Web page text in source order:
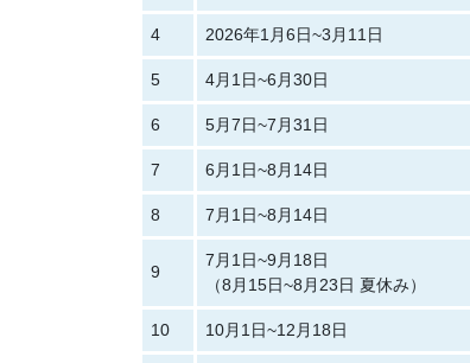
4 2026年1月6日~3月11日
5 4月1日~6月30日
6 5月7日~7月31日
7 6月1日~8月14日
8 7月1日~8月14日
9
7月1日~9月18日
（8月15日~8月23日 夏休み）
10 10月1日~12月18日